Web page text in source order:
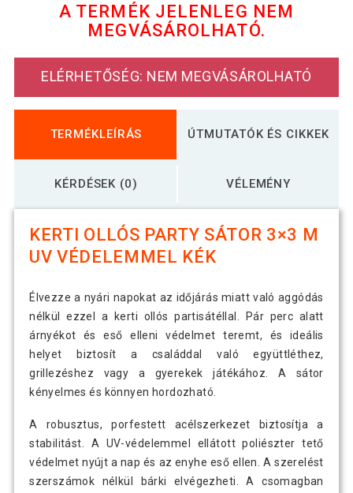
A TERMÉK JELENLEG NEM
MEGVÁSÁROLHATÓ.
ELÉRHETŐSÉG: NEM MEGVÁSÁROLHATÓ
TERMÉKLEÍRÁS ÚTMUTATÓK ÉS CIKKEK
KÉRDÉSEK (0) VÉLEMÉNY
KERTI OLLÓS PARTY SÁTOR 3×3 M
UV VÉDELEMMEL KÉK
Élvezze a nyári napokat az időjárás miatt való aggódás
nélkül ezzel a kerti ollós partisátéllal. Pár perc alatt
árnyékot és eső elleni védelmet teremt, és ideális
helyet biztosít a családdal való együttléthez,
grillezéshez vagy a gyerekek játékához. A sátor
kényelmes és könnyen hordozható.
A robusztus, porfestett acélszerkezet biztosítja a
stabilitást. A UV-védelemmel ellátott poliészter tető
védelmet nyújt a nap és az enyhe eső ellen. A szerelést
szerszámok nélkül bárki elvégezheti. A csomagban